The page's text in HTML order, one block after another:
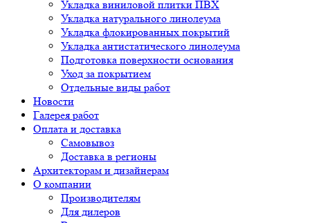
Укладка виниловой плитки ПВХ
Укладка натурального линолеума
Укладка флокированных покрытий
Укладка антистатического линолеума
Подготовка поверхности основания
Уход за покрытием
Отдельные виды работ
Новости
Галерея работ
Оплата и доставка
Самовывоз
Доставка в регионы
Архитекторам и дизайнерам
О компании
Производителям
Для дилеров